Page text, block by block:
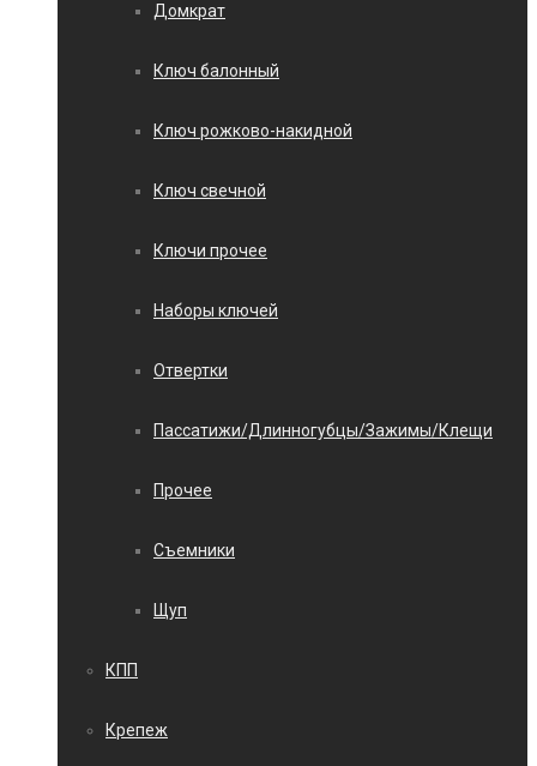
Домкрат
Ключ балонный
Ключ рожково-накидной
Ключ свечной
Ключи прочее
Наборы ключей
Отвертки
Пассатижи/Длинногубцы/Зажимы/Клещи
Прочее
Съемники
Щуп
КПП
Крепеж